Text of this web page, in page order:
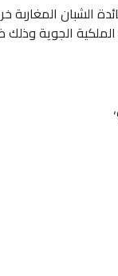
الشبان المغاربة
الجوية وذلك